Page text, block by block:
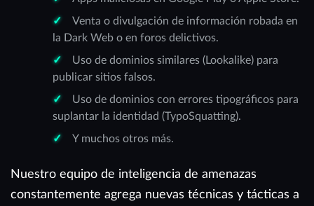
Venta o divulgación de información robada en
la Dark Web o en foros delictivos.
Uso de dominios similares (Lookalike) para
publicar sitios falsos.
Uso de dominios con errores tipográficos para
suplantar la identidad (TypoSquatting).
Y muchos otros más.
Nuestro equipo de inteligencia de amenazas
constantemente agrega nuevas técnicas y tácticas a